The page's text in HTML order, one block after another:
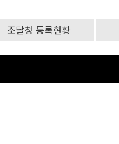
조달청 등록현황